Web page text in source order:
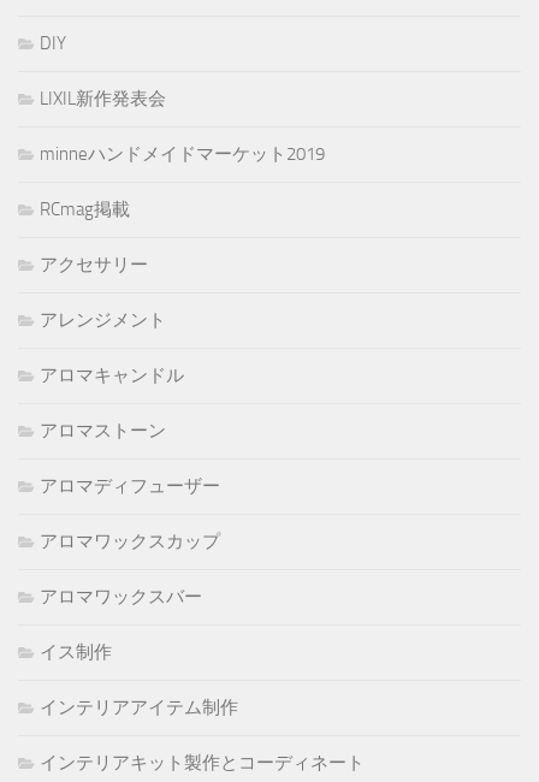
DIY
LIXIL新作発表会
minneハンドメイドマーケット2019
RCmag掲載
アクセサリー
アレンジメント
アロマキャンドル
アロマストーン
アロマディフューザー
アロマワックスカップ
アロマワックスバー
イス制作
インテリアアイテム制作
インテリアキット製作とコーディネート